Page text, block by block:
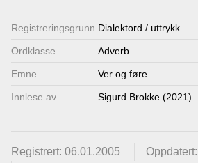
Registrerings­grunn Dialektord / uttrykk
Ordklasse Adverb
Emne Ver og føre
Innlese av Sigurd Brokke (2021)
Registrert: 06.01.2005